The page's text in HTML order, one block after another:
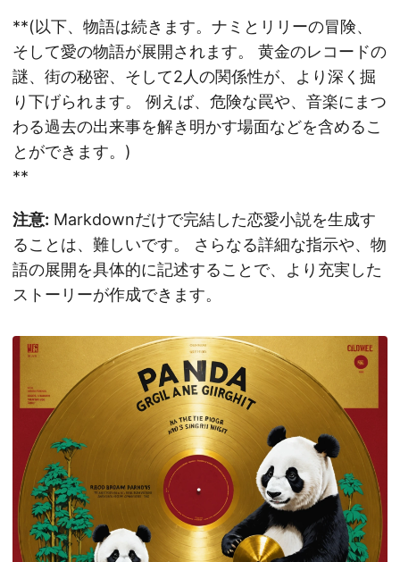
**(以下、物語は続きます。ナミとリリーの冒険、
そして愛の物語が展開されます。 黄金のレコードの
謎、街の秘密、そして2人の関係性が、より深く掘
り下げられます。 例えば、危険な罠や、音楽にまつ
わる過去の出来事を解き明かす場面などを含めるこ
とができます。)
**
注意: Markdownだけで完結した恋愛小説を生成す
ることは、難しいです。 さらなる詳細な指示や、物
語の展開を具体的に記述することで、より充実した
ストーリーが作成できます。